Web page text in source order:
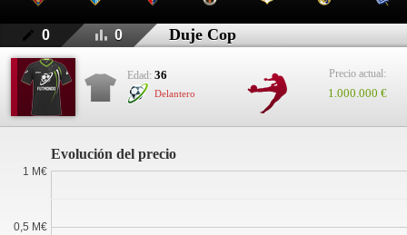
0 0 Duje Cop
Edad: 36
Delantero
Precio actual:
1.000.000 €
Evolución del precio
0,5 M€
1 M€